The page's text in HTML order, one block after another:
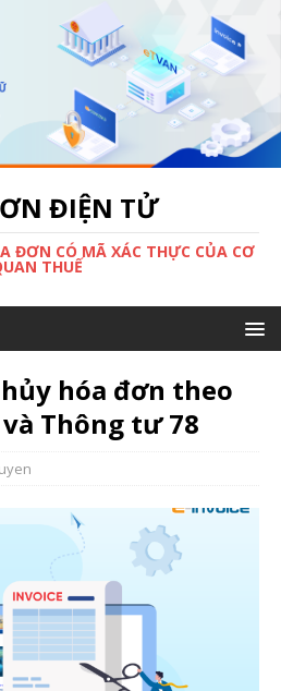
ĐIỆN TỬ
ĐƠN CÓ MÃ XÁC THỰC CỦA CƠ
THUẾ
hóa đơn theo
Thông tư 78